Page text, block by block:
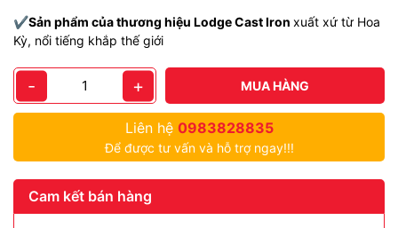
✔️Sản phẩm của thương hiệu Lodge Cast Iron xuất xứ từ Hoa
Kỳ, nổi tiếng khắp thế giới
- + MUA HÀNG
Liên hệ 0983828835
Để được tư vấn và hỗ trợ ngay!!!
Cam kết bán hàng